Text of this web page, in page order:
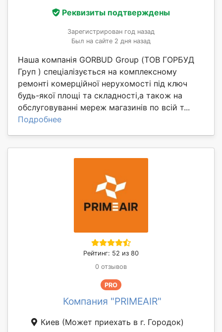
Реквизиты подтверждены
Зарегистрирован год назад
Был на сайте 2 дня назад
Наша компанія GORBUD Group (ТОВ ГОРБУД
Груп ) спеціалізується на комплексному
ремонті комерційної нерухомості під ключ
будь-якої площі та складності,а також на
обслуговуванні мереж магазинів по всій т...
Подробнее
Рейтинг: 52 из 80
0 отзывов
PRO
Компания "PRIMEAIR"
Киев (Может приехать в г. Городок)